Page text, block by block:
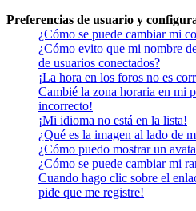
Preferencias de usuario y
¿Cómo se puede cambiar mi
¿Cómo evito que mi nombre
de usuarios conectados?
¡La hora en los foros no es
Cambié la zona horaria en mi
incorrecto!
¡Mi idioma no está en la lista!
¿Qué es la imagen al lado de
¿Cómo puedo mostrar un
¿Cómo se puede cambiar mi
Cuando hago clic sobre el
pide que me registre!